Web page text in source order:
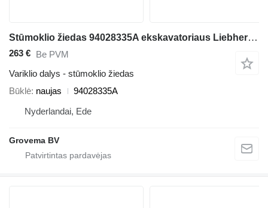
Stūmoklio žiedas 94028335A ekskavatoriaus Liebherr A944C Li / A924C Li / LH60 MT / A924B Li / A934 Li / A934B Li / R934B
263 € Be PVM
Variklio dalys - stūmoklio žiedas
Būklė naujas
94028335A
Nyderlandai, Ede
Grovema BV